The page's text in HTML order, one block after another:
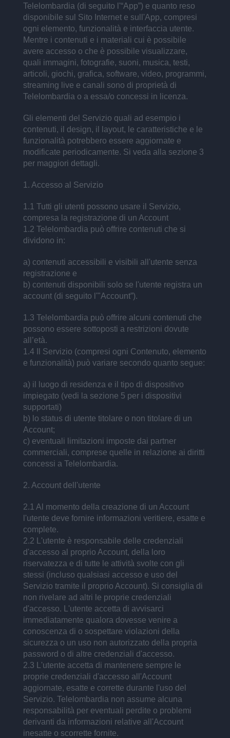
Telelombardia (di seguito l'“App”) e quanto reso
disponibile sul Sito Internet e sull'App, compresi
ogni elemento, funzionalità e interfaccia utente.
Mentre i contenuti e i materiali cui è possibile
avere accesso o che è possibile visualizzare,
quali immagini, fotografie, suoni, musica, testi,
articoli, giochi, grafica, software, video, programmi,
streaming live e canali sono di proprietà di
Telelombardia o a essa/o concessi in licenza.
Gli elementi del Servizio quali ad esempio i
contenuti, il design, il layout, le caratteristiche e le
funzionalità potrebbero essere aggiornate e
modificate periodicamente. Si veda alla sezione 3
per maggiori dettagli.
1. Accesso al Servizio
1.1 Tutti gli utenti possono usare il Servizio,
compresa la registrazione di un Account
1.2 Telelombardia può offrire contenuti che si
dividono in:
a) contenuti accessibili e visibili all'utente senza
registrazione e
b) contenuti disponibili solo se l'utente registra un
account (di seguito l'"Account”).
1.3 Telelombardia può offrire alcuni contenuti che
possono essere sottoposti a restrizioni dovute
all’età.
1.4 Il Servizio (compresi ogni Contenuto, elemento
e funzionalità) può variare secondo quanto segue:
a) il luogo di residenza e il tipo di dispositivo
impiegato (vedi la sezione 5 per i dispositivi
supportati)
b) lo status di utente titolare o non titolare di un
Account;
c) eventuali limitazioni imposte dai partner
commerciali, comprese quelle in relazione ai diritti
concessi a Telelombardia.
2. Account dell'utente
2.1 Al momento della creazione di un Account
l'utente deve fornire informazioni veritiere, esatte e
complete.
2.2 L'utente è responsabile delle credenziali
d'accesso al proprio Account, della loro
riservatezza e di tutte le attività svolte con gli
stessi (incluso qualsiasi accesso e uso del
Servizio tramite il proprio Account). Si consiglia di
non rivelare ad altri le proprie credenziali
d'accesso. L'utente accetta di avvisarci
immediatamente qualora dovesse venire a
conoscenza di o sospettare violazioni della
sicurezza o un uso non autorizzato della propria
password o di altre credenziali d'accesso.
2.3 L'utente accetta di mantenere sempre le
proprie credenziali d'accesso all'Account
aggiornate, esatte e corrette durante l'uso del
Servizio. Telelombardia non assume alcuna
responsabilità per eventuali perdite o problemi
derivanti da informazioni relative all'Account
inesatte o scorrette fornite.